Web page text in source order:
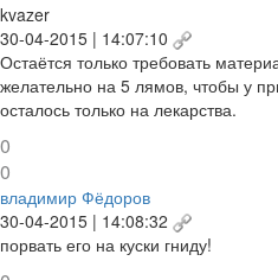
kvazer
30-04-2015 | 14:07:10
Остаётся только требовать
желательно на 5 лямов, чтобы у
осталось только на лекарства.
0
0
владимир Фёдоров
30-04-2015 | 14:08:32
порвать его на куски гниду!